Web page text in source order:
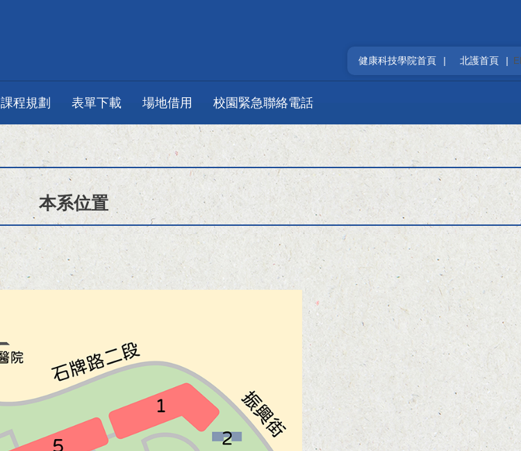
健康科技學院首頁 | 北護首頁 |
課程規劃 表單下載 場地借用 校園緊急聯絡電話
本系位置